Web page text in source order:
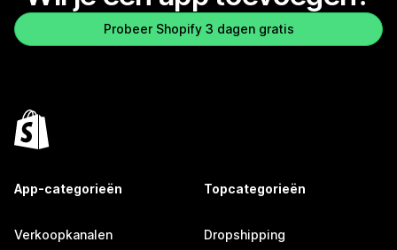
Probeer Shopify 3 dagen gratis
App-categorieën
Verkoopkanalen
Topcategorieën
Dropshipping